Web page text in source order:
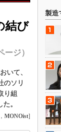
結び
ージ）
いて、
のソリ
り組
。
， MONOist]
製造